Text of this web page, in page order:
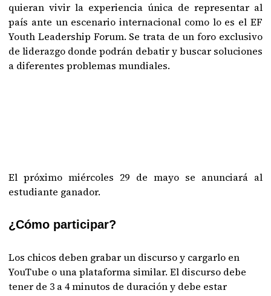
quieran vivir la experiencia única de representar al
país ante un escenario internacional como lo es el EF
Youth Leadership Forum. Se trata de un foro exclusivo
de liderazgo donde podrán debatir y buscar soluciones
a diferentes problemas mundiales.
El próximo miércoles 29 de mayo se anunciará al
estudiante ganador.
¿Cómo participar?
Los chicos deben grabar un discurso y cargarlo en
YouTube o una plataforma similar. El discurso debe
tener de 3 a 4 minutos de duración y debe estar